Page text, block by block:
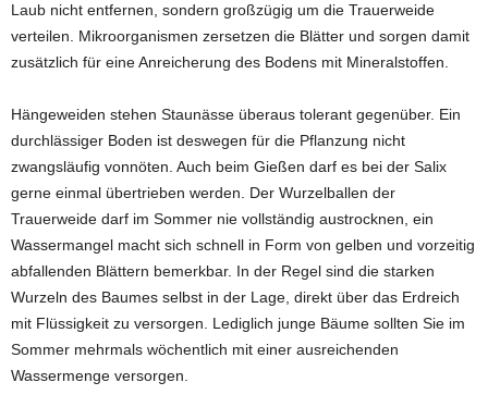
Laub nicht entfernen, sondern großzügig um die Trauerweide
verteilen. Mikroorganismen zersetzen die Blätter und sorgen damit
zusätzlich für eine Anreicherung des Bodens mit Mineralstoffen.
Hängeweiden stehen Staunässe überaus tolerant gegenüber. Ein
durchlässiger Boden ist deswegen für die Pflanzung nicht
zwangsläufig vonnöten. Auch beim Gießen darf es bei der Salix
gerne einmal übertrieben werden. Der Wurzelballen der
Trauerweide darf im Sommer nie vollständig austrocknen, ein
Wassermangel macht sich schnell in Form von gelben und vorzeitig
abfallenden Blättern bemerkbar. In der Regel sind die starken
Wurzeln des Baumes selbst in der Lage, direkt über das Erdreich
mit Flüssigkeit zu versorgen. Lediglich junge Bäume sollten Sie im
Sommer mehrmals wöchentlich mit einer ausreichenden
Wassermenge versorgen.